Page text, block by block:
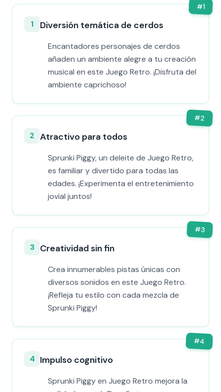
#1
1 Diversión temática de cerdos
Encantadores personajes de cerdos
añaden un ambiente alegre a tu creación
musical en este Juego Retro. ¡Disfruta del
ambiente caprichoso!
#2
2 Atractivo para todos
Sprunki Piggy, un deleite de Juego Retro,
es familiar y divertido para todas las
edades. ¡Experimenta el entretenimiento
jovial juntos!
#3
3 Creatividad sin fin
Crea innumerables pistas únicas con
diversos sonidos en este Juego Retro.
¡Refleja tu estilo con cada mezcla de
Sprunki Piggy!
#4
4 Impulso cognitivo
Sprunki Piggy en Juego Retro mejora la